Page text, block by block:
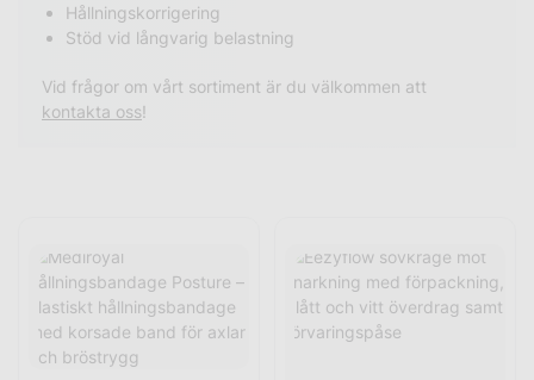
Hållningskorrigering
Stöd vid långvarig belastning
Vid frågor om vårt sortiment är du välkommen att
kontakta oss!